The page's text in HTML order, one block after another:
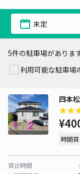
未定
5件の駐車場がありま
利用可能な駐車場
四本
時間
貸出時間